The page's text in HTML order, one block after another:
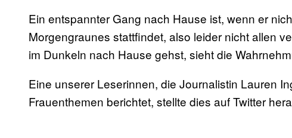
Ein entspannter Gang nach Hause ist, wenn er
Morgengraunes stattfindet, also leider nicht allen
im Dunkeln nach Hause gehst, sieht die
Eine unserer Leserinnen, die Journalistin Lauren
Frauenthemen berichtet, stellte dies auf Twitter